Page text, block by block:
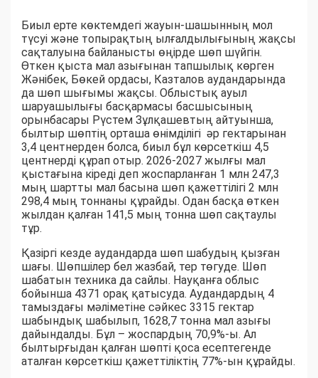
Биыл ерте көктемдегі жауын-шашынның мол
түсуі және топырақтың ылғалдылығының жақсы
сақталуына байланысты өңірде шөп шүйгін.
Өткен қыста мал азығынан тапшылық көрген
Жәнібек, Бөкей ордасы, Казталов аудандарында
да шөп шығымы жақсы. Облыстық ауыл
шаруашылығы басқармасы басшысының
орынбасары Рүстем Зұлқашевтың айтуынша,
былтыр шөптің орташа өнімділігі әр гектарынан
3,4 центнерден болса, биыл бұл көрсеткіш 4,5
центнерді құрап отыр. 2026-2027 жылғы мал
қыстағына кіреді деп жоспарланған 1 млн 247,3
мың шартты мал басына шөп қажеттілігі 2 млн
298,4 мың тоннаны құрайды. Одан басқа өткен
жылдан қалған 141,5 мың тонна шөп сақтаулы
тұр.
Қазіргі кезде аудандарда шөп шабудың қызған
шағы. Шөпшілер бел жазбай, тер төгуде. Шөп
шабатын техника да сайлы. Науқанға облыс
бойынша 4371 орақ қатысуда. Аудандардың 4
тамыздағы мәліметіне сәйкес 3315 гектар
шабындық шабылып, 1628,7 тонна мал азығы
дайындалды. Бұл – жоспардың 70,9%-ы. Ал
былтырғыдан қалған шөпті қоса есептегенде
аталған көрсеткіш қажеттіліктің 77%-ын құрайды.